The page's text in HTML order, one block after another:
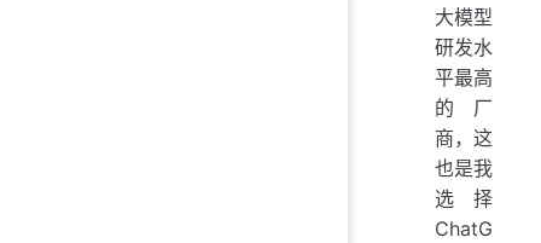
大模型
研发水
平最高
的厂
商，这
也是我
选择
ChatG